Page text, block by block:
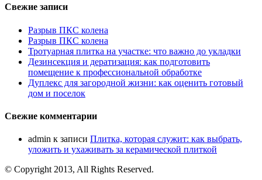
Свежие записи
Разрыв ПКС колена
Разрыв ПКС колена
Тротуарная плитка на участке: что важно до укладки
Дезинсекция и дератизация: как подготовить
помещение к профессиональной обработке
Дуплекс для загородной жизни: как оценить готовый
дом и поселок
Свежие комментарии
admin к записи Плитка, которая служит: как выбрать,
уложить и ухаживать за керамической плиткой
© Copyright 2013, All Rights Reserved.